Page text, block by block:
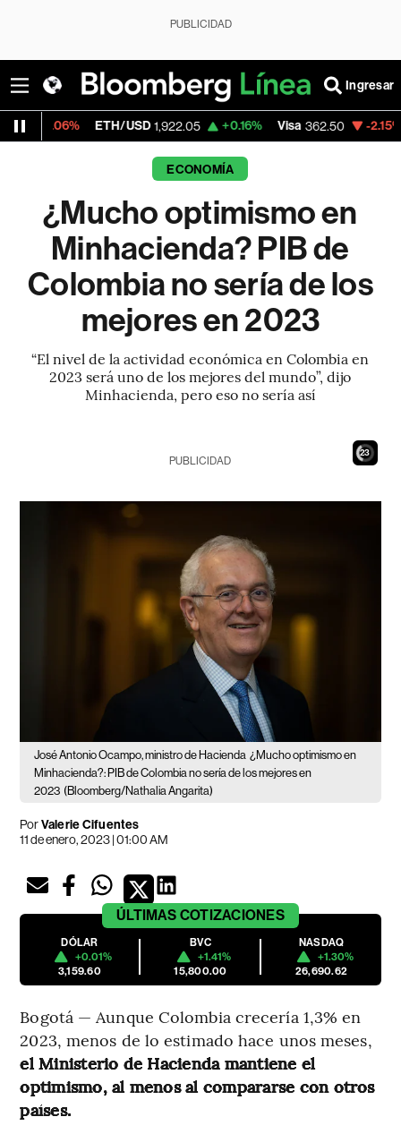
PUBLICIDAD
Ingresar
ETH/USD 1,922.05 +0.16% Visa 362.50 -2.15%
ECONOMÍA
¿Mucho optimismo en
Minhacienda? PIB de
Colombia no sería de los
mejores en 2023
“El nivel de la actividad económica en Colombia en
2023 será uno de los mejores del mundo”, dijo
Minhacienda, pero eso no sería así
21
PUBLICIDAD
José Antonio Ocampo, ministro de Hacienda ¿Mucho optimismo en
Minhacienda?: PIB de Colombia no sería de los mejores en
2023 (Bloomberg/Nathalia Angarita)
PorValerie Cifuentes
11 de enero, 2023 | 01:00 AM
ÚLTIMAS COTIZACIONES
DÓLAR
+0.01%
3,159.60
BVC
+1.41%
15,800.00
NASDAQ
+1.30%
26,690.62
Bogotá — Aunque Colombia crecería 1,3% en
2023, menos de lo estimado hace unos meses,
el Ministerio de Hacienda mantiene el
optimismo, al menos al compararse con otros
países.